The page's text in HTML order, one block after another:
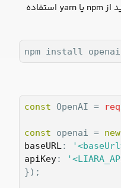
را نصب کنید. برای این کار، می‌توانید از npm یا yarn استفاده
npm install openai
const OpenAI =
const openai = new
baseURL :
apiKey:
});